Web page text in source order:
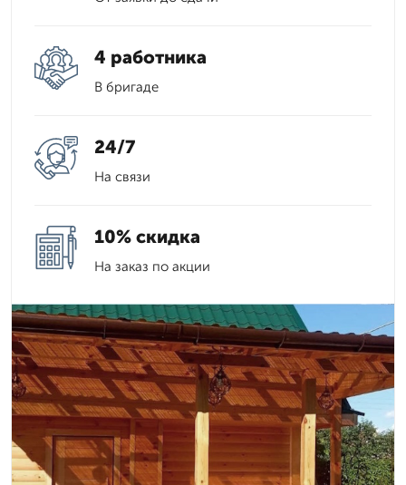
4 работника
В бригаде
24/7
На связи
10% скидка
На заказ по акции